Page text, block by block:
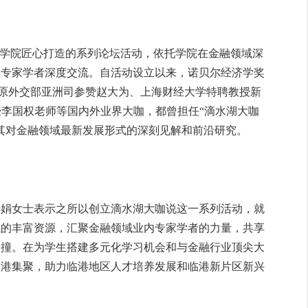
院匠心打造的系列论坛活动，依托学院在金融领域深
家学者深度交流。自活动设立以来，诺贝尔经济学奖
外交部亚洲司参赞赵大为、上海财经大学特聘教授新
国权老师等国内外业界大咖，都曾担任“滴水湖大咖
金融领域最新发展形式的深刻见解和前沿研究。
女士表示之所以创立滴水湖大咖说这一系列活动，就
丰富资源，汇聚金融领域业内专家学者的力量，共享
。在为学生搭建多元化学习机会和与金融行业顶尖大
集聚，助力临港地区人才培养发展和临港新片区新兴